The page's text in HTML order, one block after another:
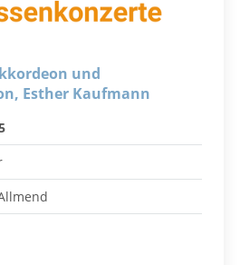
und
Esther Kaufmann